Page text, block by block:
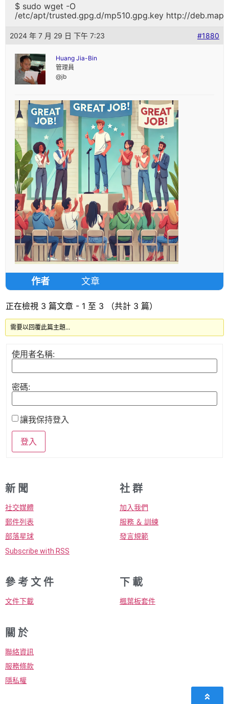
$ sudo wget -O
/etc/apt/trusted.gpg.d/mp510.gpg.key http://
2024 年 7 月 29 日 下午 7:23 #1880
Huang Jia-Bin
管理員
@jb
作者 文章
正在檢視 3 篇文章 - 1 至 3 （共計 3 篇）
需要以回覆此篇主題...
使用者名稱:
密碼:
讓我保持登入
登入
新 聞
社交媒體
郵件列表
部落星球
Subscribe with RSS
社 群
加入我們
服務 ＆ 訓練
發言規範
參 考 文 件
文件下載
下 載
楓葉板套件
關 於
聯絡資訊
服務條款
隱私權